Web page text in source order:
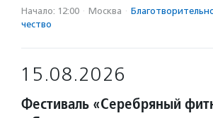
Начало: 12:00 · Москва ·
чест­во
15.08.2026
Фестиваль «Серебряный